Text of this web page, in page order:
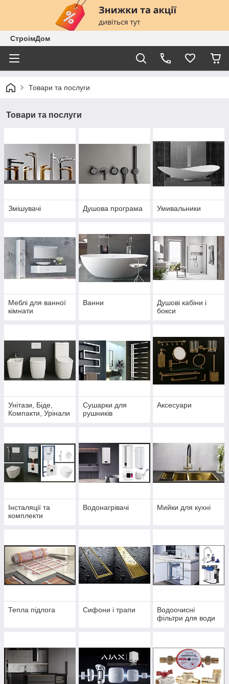
СтроімДом
Товари та послуги
Товари та послуги
Змішувачі Душова програма Умивальники
Меблі для ванної
кімнати
Ванни
Душові кабіни і
бокси
Унітази, Біде,
Компакти, Урінали
Сушарки для
рушників
Аксесуари
Інсталяції та
комплекти
Водонагрівачі Мийки для кухні
Тепла підлога Сифони і трапи
Водоочисні
фільтри для води